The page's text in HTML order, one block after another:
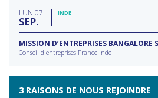
LUN 07
SEP
INDE
MISSION D’ENTREPRISES BANGALORE
Conseil d'entreprises France-Inde
3 RAISONS DE NOUS REJOINDRE